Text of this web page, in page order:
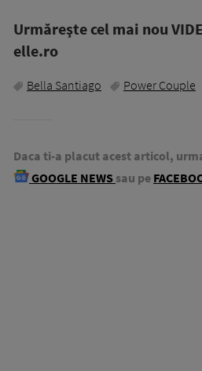
Urmăreşte cel mai nou
elle.ro
Bella Santiago Power Couple
Daca ti-a placut acest articol,
GOOGLE NEWS sau pe